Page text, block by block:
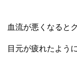
血流が悪くなると
目元が疲れたよう